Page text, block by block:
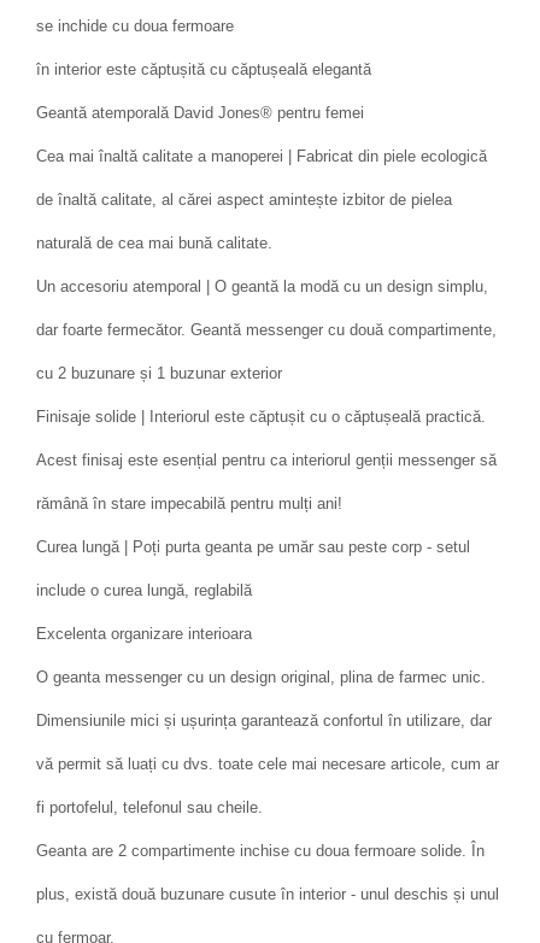
se inchide cu doua fermoare
în interior este căptușită cu căptușeală elegantă
Geantă atemporală David Jones® pentru femei
Cea mai înaltă calitate a manoperei | Fabricat din piele ecologică
de înaltă calitate, al cărei aspect amintește izbitor de pielea
naturală de cea mai bună calitate.
Un accesoriu atemporal | O geantă la modă cu un design simplu,
dar foarte fermecător. Geantă messenger cu două compartimente,
cu 2 buzunare și 1 buzunar exterior
Finisaje solide | Interiorul este căptușit cu o căptușeală practică.
Acest finisaj este esențial pentru ca interiorul genții messenger să
rămână în stare impecabilă pentru mulți ani!
Curea lungă | Poți purta geanta pe umăr sau peste corp - setul
include o curea lungă, reglabilă
Excelenta organizare interioara
O geanta messenger cu un design original, plina de farmec unic.
Dimensiunile mici și ușurința garantează confortul în utilizare, dar
vă permit să luați cu dvs. toate cele mai necesare articole, cum ar
fi portofelul, telefonul sau cheile.
Geanta are 2 compartimente inchise cu doua fermoare solide. În
plus, există două buzunare cusute în interior - unul deschis și unul
cu fermoar.